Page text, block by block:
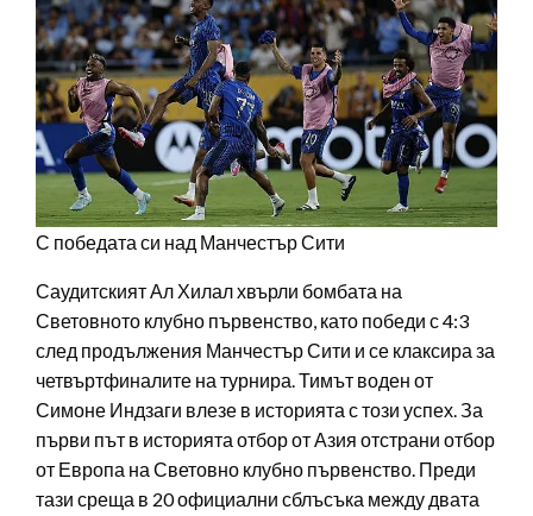
С победата си над Манчестър Сити
Саудитският Ал Хилал хвърли бомбата на
Световното клубно първенство, като победи с 4:3
след продължения Манчестър Сити и се клаксира за
четвъртфиналите на турнира. Тимът воден от
Симоне Индзаги влезе в историята с този успех. За
първи път в историята отбор от Азия отстрани отбор
от Европа на Световно клубно първенство. Преди
тази среща в 20 официални сблъсъка между двата